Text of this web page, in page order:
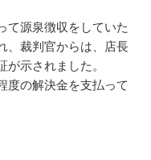
て源泉徴収をしていた
、裁判官からは、店長
示されました。
度の解決金を支払って